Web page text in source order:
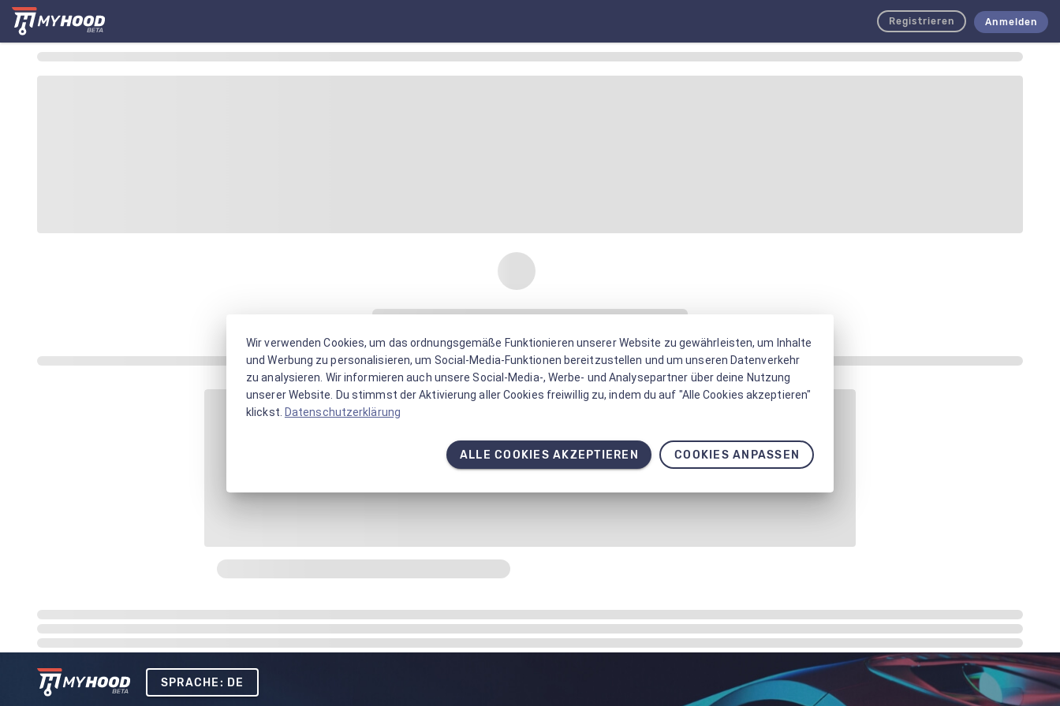
Registrieren Anmelden
SPRACHE: DE
Wir verwenden Cookies, um das ordnungsgemäße Funktionieren unserer Website zu gewährleisten, um Inhalte
und Werbung zu personalisieren, um Social-Media-Funktionen bereitzustellen und um unseren Datenverkehr
zu analysieren. Wir informieren auch unsere Social-Media-, Werbe- und Analysepartner über deine Nutzung
unserer Website. Du stimmst der Aktivierung aller Cookies freiwillig zu, indem du auf "Alle Cookies akzeptieren"
klickst. Datenschutzerklärung
ALLE COOKIES AKZEPTIEREN COOKIES ANPASSEN